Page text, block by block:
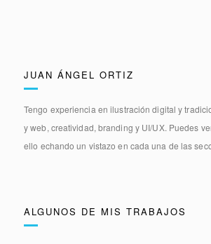
JUAN ÁNGEL ORTIZ
Tengo experiencia enilustración digital y
y web, creatividad, branding y UI/UX. Puedes
ello echando un vistazo en cada una de las
ALGUNOS DE MIS TRABAJOS